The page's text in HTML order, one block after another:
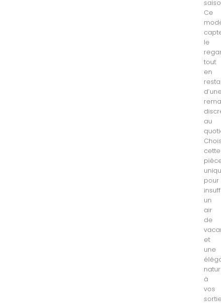
Ce
le
tout
en
au
cette
pour
un
air
de
et
une
à
vos